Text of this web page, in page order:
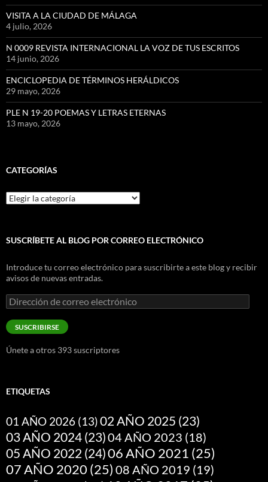
VISITA A LA CIUDAD DE MÁLAGA
4 julio, 2026
N 0009 REVISTA INTERNACIONAL LA VOZ DE TUS ESCRITOS
14 junio, 2026
ENCICLOPEDIA DE TÉRMINOS HERÁLDICOS
29 mayo, 2026
PLE N 19-20 POEMAS Y LETRAS ETERNAS
13 mayo, 2026
CATEGORÍAS
Categorías
SUSCRÍBETE AL BLOG POR CORREO ELECTRÓNICO
Introduce tu correo electrónico para suscribirte a este blog y recibir
avisos de nuevas entradas.
Dirección
de
correo
electrónico
SUSCRIBIRSE
Únete a otros 393 suscriptores
ETIQUETAS
01 AÑO 2026 (13)02 AÑO 2025 (23)
03 AÑO 2024(23)04 AÑO 2023 (18)
05 AÑO 2022(24)06 AÑO 2021 (25)
07 AÑO 2020 (25) 08 AÑO 2019 (19)